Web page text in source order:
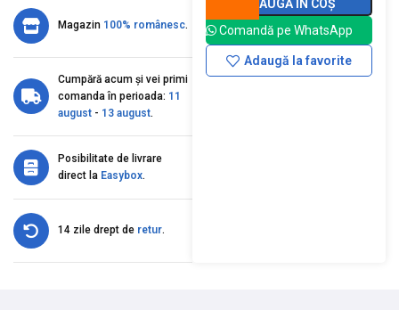
Magazin 100% românesc.
Cumpără acum și vei primi
comanda în perioada: 11
august - 13 august.
Posibilitate de livrare
direct la Easybox.
14 zile drept de retur.
ADAUGĂ ÎN COȘ
Comandă pe WhatsApp
Adaugă la favorite